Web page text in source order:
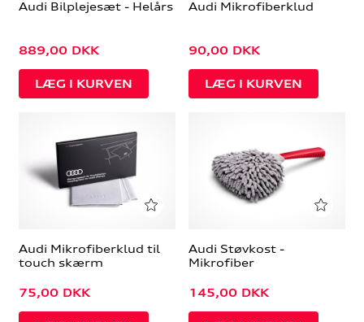
Audi Bilplejesæt - Helårs
889,00 DKK
Audi Mikrofiberklud
90,00 DKK
Audi Mikrofiberklud til
touch skærm
75,00 DKK
Audi Støvkost -
Mikrofiber
145,00 DKK